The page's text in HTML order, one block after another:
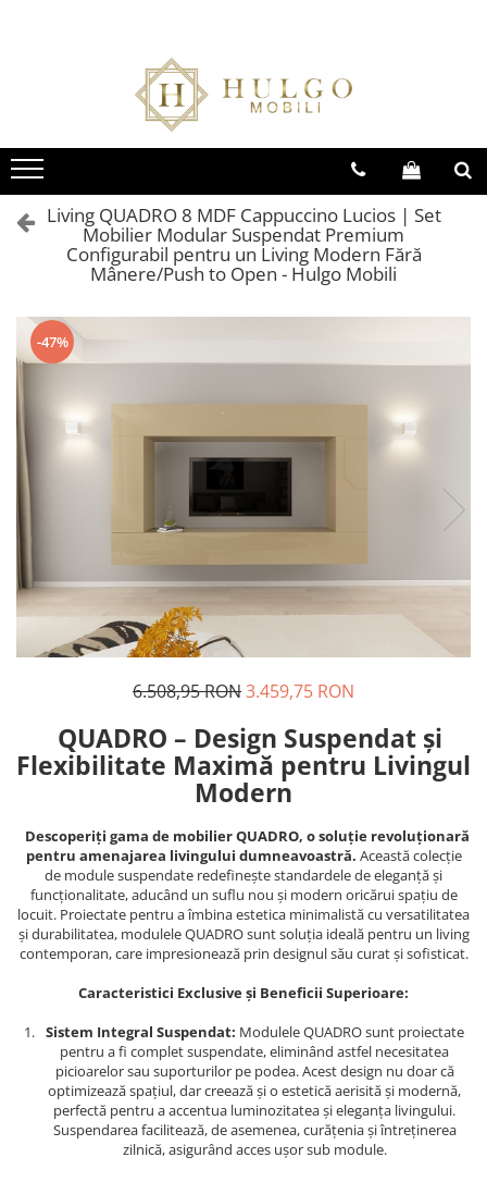
Bucatarie EVORA
Seturi Bucatarie Evora
Corpuri Evora
Bucatarie BLANCA
Seturi Bucatarie Blanca
Corpuri Blanca
Living QUADRO
Colectia QUADRO
Seturi Living QUADRO
Corpuri QUADRO
Seturi Baie Eos
Corpuri Baie Eos
Living QUADRO 8 MDF Cappuccino Lucios | Set
Mobilier Modular Suspendat Premium
Configurabil pentru un Living Modern Fără
Mânere/Push to Open - Hulgo Mobili
-47%
6.508,95 RON3.459,75 RON
QUADRO – Design Suspendat și
Flexibilitate Maximă pentru Livingul
Modern
Descoperiți gama de mobilier QUADRO, o soluție revoluționară
pentru amenajarea livingului dumneavoastră. Această colecție
de module suspendate redefinește standardele de eleganță și
funcționalitate, aducând un suflu nou și modern oricărui spațiu de
locuit. Proiectate pentru a îmbina estetica minimalistă cu versatilitatea
și durabilitatea, modulele QUADRO sunt soluția ideală pentru un living
contemporan, care impresionează prin designul său curat și sofisticat.
Caracteristici Exclusive și Beneficii Superioare:
Sistem Integral Suspendat: Modulele QUADRO sunt proiectate
pentru a fi complet suspendate, eliminând astfel necesitatea
picioarelor sau suporturilor pe podea. Acest design nu doar că
optimizează spațiul, dar creează și o estetică aerisită și modernă,
perfectă pentru a accentua luminozitatea și eleganța livingului.
Suspendarea facilitează, de asemenea, curățenia și întreținerea
zilnică, asigurând acces ușor sub module.